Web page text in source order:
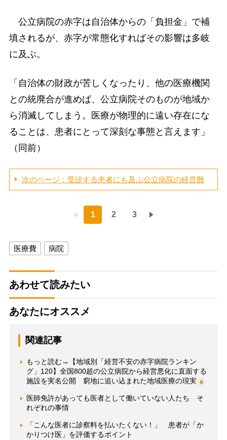
公立病院の赤字は自治体からの「負担金」で補
填されるが、赤字が常態化すればその影響は多岐
に及ぶ。
「自治体の財政が苦しくなったり、他の医療機関
との統廃合が進めば、公立病院そのものが地域か
ら消滅してしまう。医療が物理的に遠い存在にな
ることは、患者にとって深刻な事態と言えます」
（同前）
次のページ：受診する患者にも及ぶ公立病院の経営難
1 2 3
医療費 病院
あわせて読みたい
あなたにオススメ
関連記事
もっと読む→【地域別「経営不安の赤字病院ランキン
グ」120】全国800超の公立病院から経営悪化に直面する
施設を実名公開 窮地に追い込まれた地域医療の現実
医師免許があっても医者として働いていない人たち そ
れぞれの事情
「こんな医者に診察料を払いたくない！」 患者が「か
かりつけ医」を評価するポイント